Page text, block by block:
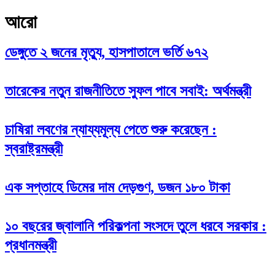
আরো
ডেঙ্গুতে ২ জনের মৃত্যু, হাসপাতালে ভর্তি ৬৭২
তারেকের নতুন রাজনীতিতে সুফল পাবে সবাই: অর্থমন্ত্রী
চাষিরা লবণের ন্যায্যমূল্য পেতে শুরু করেছেন :
স্বরাষ্ট্রমন্ত্রী
এক সপ্তাহে ডিমের দাম দেড়গুণ, ডজন ১৮০ টাকা
১০ বছরের জ্বালানি পরিকল্পনা সংসদে তুলে ধরবে সরকার :
প্রধানমন্ত্রী